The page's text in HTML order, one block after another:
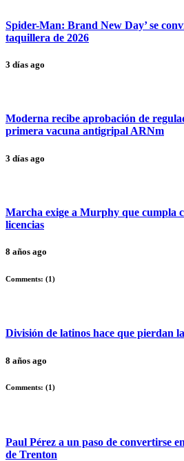
Spider-Man: Brand New Day’ se
taquillera de 2026
3 días ago
Moderna recibe aprobación de
primera vacuna antigripal ARNm
3 días ago
Marcha exige a Murphy que cumpla
licencias
8 años ago
Comments: (1)
División de latinos hace que pierdan
8 años ago
Comments: (1)
Paul Pérez a un paso de convertirse
de Trenton